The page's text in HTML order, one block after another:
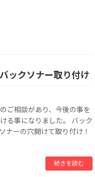
ックソナー取り付け
ご相談があり、今後の事を
る事になりました。 バック
ナーの穴開けて取り付け！
続きを読む